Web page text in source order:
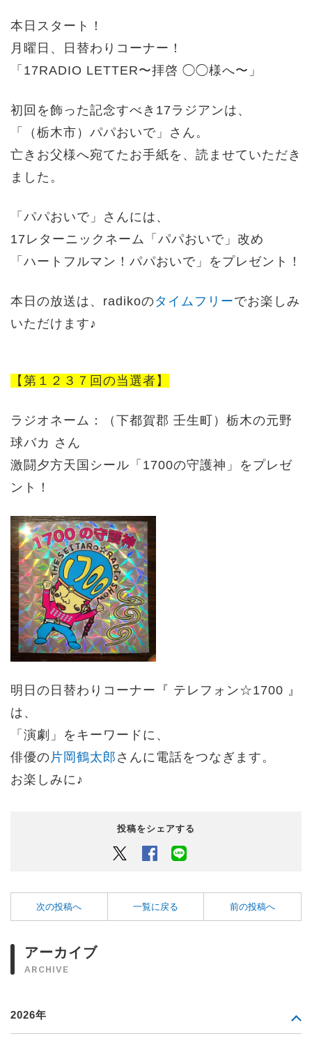
本日スタート！
月曜日、日替わりコーナー！
「17RADIO LETTER〜拝啓 ◯◯様へ〜」
初回を飾った記念すべき17ラジアンは、
「（栃木市）パパおいで」さん。
亡きお父様へ宛てたお手紙を、読ませていただき
ました。
「パパおいで」さんには、
17レターニックネーム「パパおいで」改め
「ハートフルマン！パパおいで」をプレゼント！
本日の放送は、radikoのタイムフリーでお楽しみ
いただけます♪
【第１２３７回の当選者】
ラジオネーム：（ 下都賀郡 壬生町 ）栃木の元野
球バカ さん
激闘夕方天国シール「1700の守護神」をプレゼ
ント！
明日の日替わりコーナー『 テレフォン☆1700 』
は、
「演劇」をキーワードに、
俳優の 片岡鶴太郎 さんに電話をつなぎます。
お楽しみに♪
投稿をシェアする
Twitter Facebook
次の投稿へ 一覧に戻る 前の投稿へ
アーカイブ
ARCHIVE
2026年